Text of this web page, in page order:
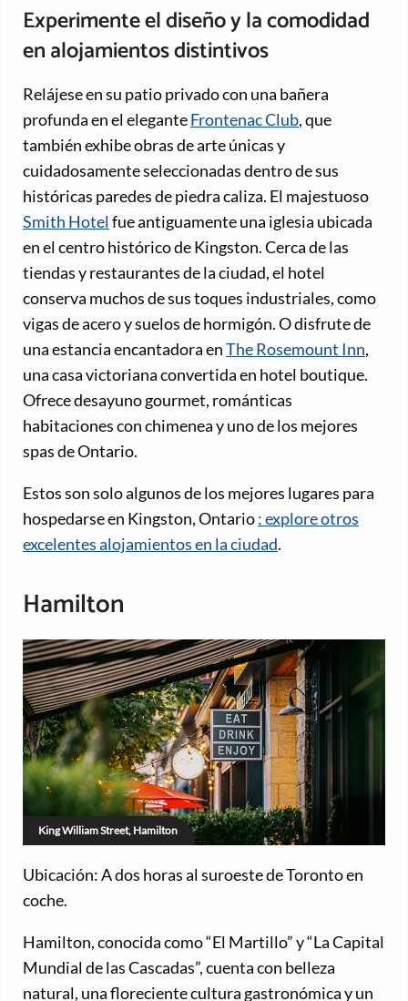
Experimente el diseño y la comodidad
en alojamientos distintivos
Relájese en su patio privado con una bañera
profunda en el eleganteFrontenac Club, que
también exhibe obras de arte únicas y
cuidadosamente seleccionadas dentro de sus
históricas paredes de piedra caliza. El majestuoso
Smith Hotel fue antiguamente una iglesia ubicada
en el centro histórico de Kingston. Cerca de las
tiendas y restaurantes de la ciudad, el hotel
conserva muchos de sus toques industriales, como
vigas de acero y suelos de hormigón. O disfrute de
una estancia encantadora enThe Rosemount Inn,
una casa victoriana convertida en hotel boutique.
Ofrece desayuno gourmet, románticas
habitaciones con chimenea y uno de los mejores
spas de Ontario.
Estos son solo algunos de los mejores lugares para
hospedarse en Kingston, Ontario: explore otros
excelentes alojamientos en la ciudad.
Hamilton
King William Street, Hamilton
Ubicación: A dos horas al suroeste de Toronto en
coche.
Hamilton, conocida como “El Martillo” y “La Capital
Mundial de las Cascadas”, cuenta con belleza
natural, una floreciente cultura gastronómica y un